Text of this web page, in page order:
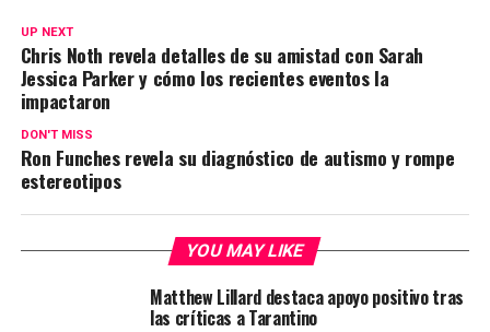
UP NEXT
Chris Noth revela detalles de su amistad con Sarah
Jessica Parker y cómo los recientes eventos la
impactaron
DON'T MISS
Ron Funches revela su diagnóstico de autismo y rompe
estereotipos
YOU MAY LIKE
Matthew Lillard destaca apoyo positivo tras
las críticas a Tarantino